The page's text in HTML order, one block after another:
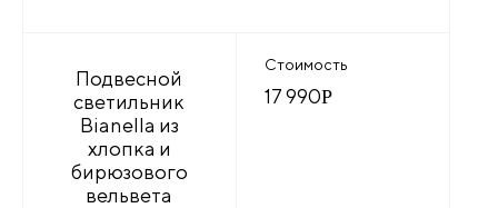
Подвесной
светильник
Bianella из
хлопка и
бирюзового
вельвета
Стоимость
17 990Р